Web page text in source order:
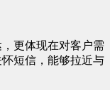
更体现在对客户需
短信，能够拉近与